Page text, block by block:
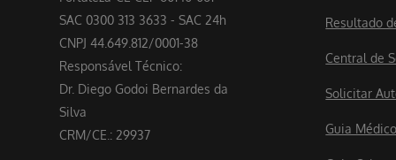
SAC 0300 313 3633 - SAC 24h
CNPJ 44.649.812/0001-38
Responsável Técnico:
Dr. Diego Godoi Bernardes da
Silva
CRM/CE.: 29937
Resultado
Central de
Solicitar
Guia